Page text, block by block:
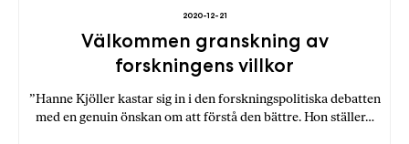
2020-12-21
Välkommen granskning av
forskningens villkor
”Hanne Kjöller kastar sig in i den forskningspolitiska debatten
med en genuin önskan om att förstå den bättre. Hon ställer…